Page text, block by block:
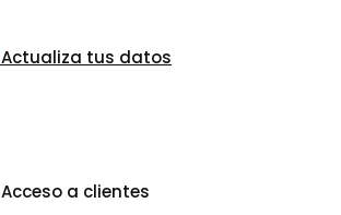
Actualiza tus datos
Acceso a clientes